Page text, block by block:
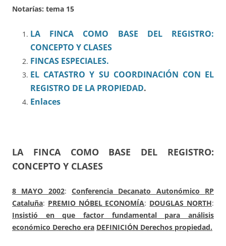
Notarías: tema 15
LA FINCA COMO BASE DEL REGISTRO:
CONCEPTO Y CLASES
FINCAS ESPECIALES.
EL CATASTRO Y SU COORDINACIÓN CON EL
REGISTRO DE LA PROPIEDAD.
Enlaces
LA FINCA COMO BASE DEL REGISTRO:
CONCEPTO Y CLASES
8 MAYO 2002:Conferencia Decanato Autonómico RP
Cataluña: PREMIO NÓBEL ECONOMÍA: DOUGLAS NORTH:
Insistió en que factor fundamental para análisis
económico Derecho era DEFINICIÓN Derechos propiedad.